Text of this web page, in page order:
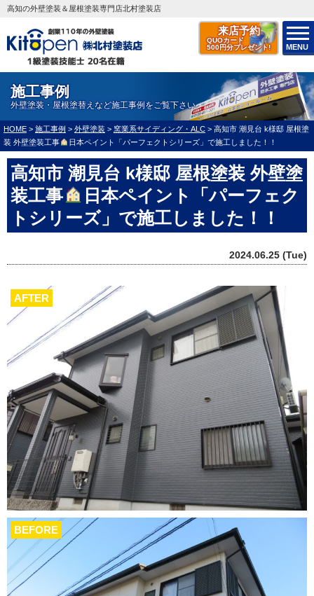
来店予約
QUOカード
500円分プレゼント!
MENU
高知の外壁塗装＆屋根塗装専門店北村塗装店
施工事例
外壁塗装・屋根塗替えなど施工事例をご覧下さい
HOME > 施工事例 > 外壁塗装 > 窯業系サイディング・ALC > 高知市 潮見台 k様邸 屋根塗
装 外壁塗装工事
日本ペイント「パーフェクトシリーズ」で施工しました！！
高知市 潮見台 k様邸 屋根塗装 外壁塗
装工事
日本ペイント「パーフェク
トシリーズ」で施工しました！！
2024.06.25 (Tue)
AFTER
BEFORE